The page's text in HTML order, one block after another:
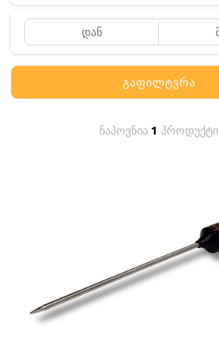
გაფილტვრა
ნაპოვნია1 პროდუქტი